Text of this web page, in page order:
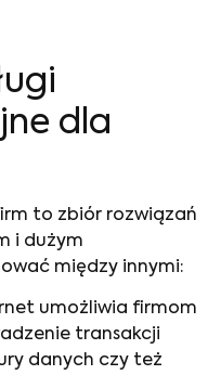
dla
to zbiór rozwiązań
i dużym
między innymi:
umożliwia firmom
transakcji
danych czy też